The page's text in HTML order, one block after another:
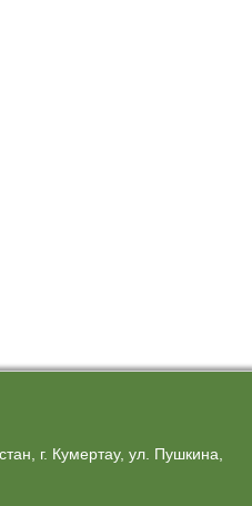
г. Кумертау, ул. Пушкина,